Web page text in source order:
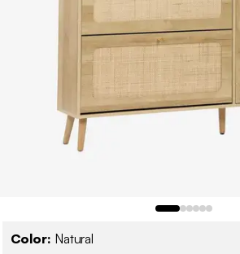
Color: Natural